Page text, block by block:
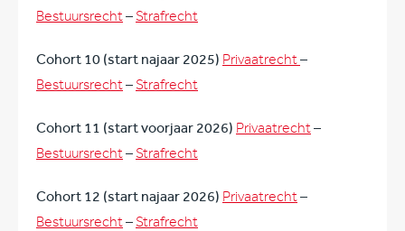
Bestuursrecht– Strafrecht
Cohort 10 (start najaar 2025) Privaatrecht–
Bestuursrecht– Strafrecht
Cohort 11 (start voorjaar 2026) Privaatrecht–
Bestuursrecht– Strafrecht
Cohort 12 (start najaar 2026) Privaatrecht–
Bestuursrecht– Strafrecht